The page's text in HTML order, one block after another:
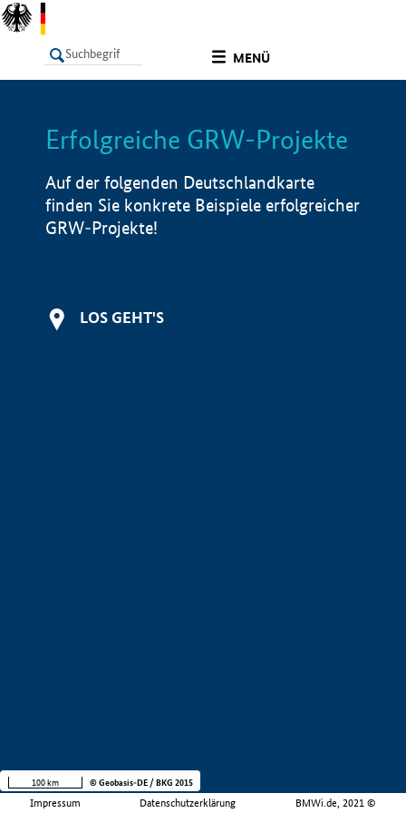
MENÜ
LISTE Info
Erfolgreiche GRW-Projekte
Auf der folgenden Deutschlandkarte
finden Sie konkrete Beispiele erfolgreicher
GRW-Projekte!
LOS GEHT'S
Impressum Datenschutzerklärung BMWi.de, 2021 ©
100 km © Geobasis-DE / BKG 2015